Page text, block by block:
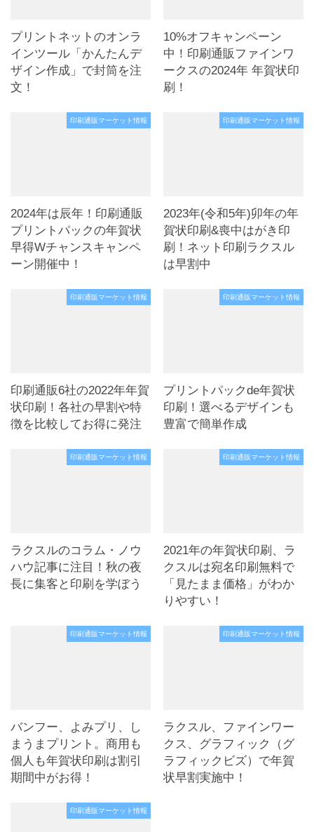
プリントネットのオンラ
インツール「かんたんデ
ザイン作成」で封筒を注
文！
10%オフキャンペーン
中！印刷通販ファインワ
ークスの2024年 年賀状印
刷！
印刷通販マーケット情報
2024年は辰年！印刷通販
プリントパックの年賀状
早得Wチャンスキャンペ
ーン開催中！
印刷通販マーケット情報
2023年(令和5年)卯年の年
賀状印刷&喪中はがき印
刷！ネット印刷ラクスル
は早割中
印刷通販マーケット情報
印刷通販6社の2022年年賀
状印刷！各社の早割や特
徴を比較してお得に発注
印刷通販マーケット情報
プリントパックde年賀状
印刷！選べるデザインも
豊富で簡単作成
印刷通販マーケット情報
ラクスルのコラム・ノウ
ハウ記事に注目！秋の夜
長に集客と印刷を学ぼう
印刷通販マーケット情報
2021年の年賀状印刷、ラ
クスルは宛名印刷無料で
「見たまま価格」がわか
りやすい！
印刷通販マーケット情報
バンフー、よみプリ、し
まうまプリント。商用も
個人も年賀状印刷は割引
期間中がお得！
印刷通販マーケット情報
ラクスル、ファインワー
クス、グラフィック（グ
ラフィックビズ）で年賀
状早割実施中！
印刷通販マーケット情報